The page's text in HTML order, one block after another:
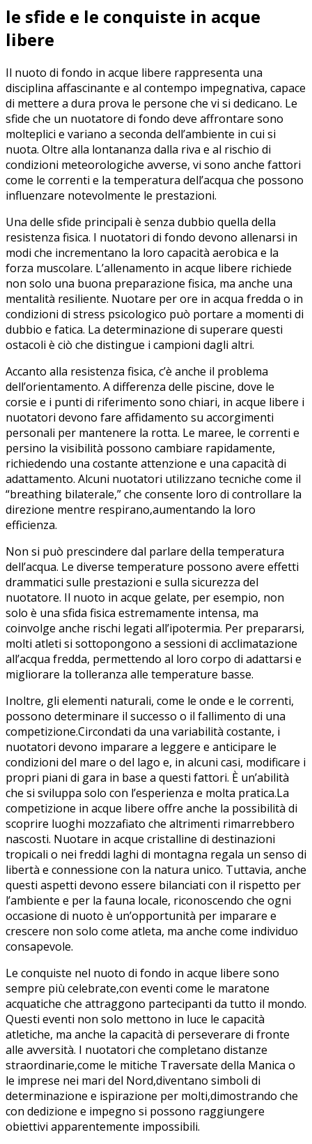
le sfide e le conquiste in acque
libere
Il nuoto di fondo in ‍acque libere rappresenta una
disciplina‍ affascinante ​e al contempo impegnativa, ‌capace
di mettere a dura prova le persone che vi si⁣ dedicano. Le
sfide che un ‌nuotatore di fondo deve affrontare sono
molteplici e⁤ variano⁣ a⁣ seconda‍ dell’ambiente in cui si
nuota. Oltre alla lontananza dalla riva e al rischio di
condizioni meteorologiche avverse, vi ⁤sono anche fattori
come le correnti e⁣ la temperatura dell’acqua che possono
influenzare notevolmente le prestazioni.
Una delle sfide principali ⁣è senza‌ dubbio ⁢quella della
resistenza‌ fisica. I nuotatori‍ di fondo devono ‌allenarsi in
modi che incrementano ‌la loro capacità aerobica e⁣ la
forza muscolare. L’allenamento in acque libere richiede
non solo una ‍buona preparazione fisica, ma anche una‍
mentalità resiliente. Nuotare⁢ per ore in acqua fredda o in
condizioni di stress psicologico ⁤può portare ⁤a momenti⁤ di
dubbio e⁢ fatica. La determinazione di superare questi⁢
ostacoli è ciò che distingue i campioni dagli altri.
Accanto alla resistenza fisica, c’è anche il problema
dell’orientamento. A differenza delle piscine, dove⁣ le
corsie e i punti di riferimento ‍sono chiari, in acque libere i
nuotatori devono fare affidamento ⁤su accorgimenti
personali per ⁢mantenere la rotta. Le‌ maree, le correnti e
persino la visibilità possono cambiare⁢ rapidamente,​
richiedendo una costante attenzione e ⁤una capacità di
adattamento. Alcuni nuotatori ‌utilizzano tecniche come ‍il
“breathing bilaterale,” che consente loro di controllare la
direzione mentre respirano,aumentando la loro
efficienza.
Non si ​può prescindere dal parlare della ⁢temperatura⁣
dell’acqua. Le‍ diverse​ temperature possono avere effetti
drammatici sulle prestazioni e sulla sicurezza del
nuotatore. Il nuoto in acque gelate, per⁣ esempio, non⁢
solo è una sfida‌ fisica estremamente intensa, ma
coinvolge ⁢anche ​rischi legati all’ipotermia. Per prepararsi,
molti atleti si sottopongono a sessioni di acclimatazione
all’acqua fredda,‌ permettendo al loro corpo ⁣di adattarsi e
migliorare la ⁤tolleranza ​alle temperature basse.
Inoltre, gli elementi naturali, come le onde e le ‍correnti,‍
possono determinare il successo‌ o il‍ fallimento di una
competizione.Circondati da ‍una ​variabilità costante, i
nuotatori devono imparare a leggere e anticipare ‍le⁤
condizioni del mare o del lago e, in⁢ alcuni casi, modificare i
propri piani di gara in⁣ base a questi ‌fattori. È un’abilità
che si sviluppa solo con⁢ l’esperienza ⁣e molta pratica.La
competizione in acque libere offre anche la⁢ possibilità di
scoprire luoghi mozzafiato che altrimenti rimarrebbero
nascosti. Nuotare⁣ in acque cristalline di ⁤destinazioni
⁢tropicali o nei⁣ freddi laghi di montagna regala un senso di
libertà ⁣e connessione con⁤ la ⁣natura unico. Tuttavia, anche
questi aspetti⁣ devono essere ‍bilanciati con il rispetto per⁣
l’ambiente e per la fauna locale, riconoscendo che ogni
occasione ​di nuoto è un’opportunità per imparare e
crescere non ⁣solo come atleta, ma anche come individuo
consapevole.
Le conquiste nel nuoto di fondo in acque libere sono
sempre più celebrate,con eventi⁢ come le maratone
acquatiche che attraggono partecipanti da tutto il mondo.
Questi eventi non solo mettono in‌ luce le capacità
atletiche, ⁢ma anche ⁣la capacità di perseverare di fronte
alle avversità. I nuotatori che completano distanze
⁣straordinarie,come le mitiche‍ Traversate della Manica o
le imprese nei mari del Nord,diventano simboli di
determinazione ⁢e ispirazione per molti,dimostrando⁢ che⁢
con dedizione e impegno si possono raggiungere
obiettivi ⁤apparentemente impossibili.